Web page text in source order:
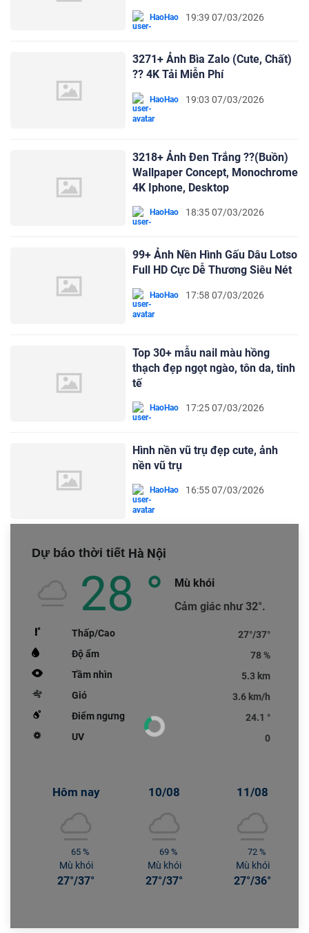
HaoHao 19:39 07/03/2026
3271+ Ảnh Bìa Zalo (Cute, Chất)
?? 4K Tải Miễn Phí
HaoHao 19:03 07/03/2026
3218+ Ảnh Đen Trắng ?‍?(Buồn)
Wallpaper Concept, Monochrome
4K Iphone, Desktop
HaoHao 18:35 07/03/2026
99+ Ảnh Nền Hình Gấu Dâu Lotso
Full HD Cực Dễ Thương Siêu Nét
HaoHao 17:58 07/03/2026
Top 30+ mẫu nail màu hồng
thạch đẹp ngọt ngào, tôn da, tinh
tế
HaoHao 17:25 07/03/2026
Hình nền vũ trụ đẹp cute, ảnh
nền vũ trụ
HaoHao 16:55 07/03/2026
Dự báo thời tiết Hà Nội
28 °
Mù khói
Cảm giác như 32°.
Thấp/Cao
27°/37°
Độ ẩm
78 %
Tầm nhìn
5.3 km
Gió
3.6 km/h
Điểm ngưng
24.1 °
UV
0
Hôm nay
65 %
Mù khói
27°/37°
10/08
69 %
Mù khói
27°/37°
11/08
72 %
Mù khói
27°/36°